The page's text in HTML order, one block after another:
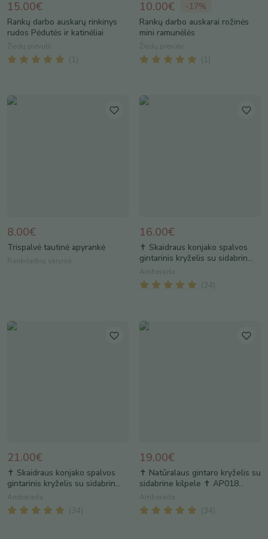
15.00€
Rankų darbo auskarų rinkinys
rudos Pėdutės ir katinėliai
Žiedų pievutė
( 1
10.00€ -17%
Rankų darbo auskarai rožinės
mini ramunėlės
Žiedų pievutė
( 1
8.00€
Trispalvė tautinė apyrankė
Rankdarbių skrynia
16.00€
✝️ Skaidraus konjako spalvos
gintarinis kryželis su sidabrin...
Amberada
( 34
21.00€
✝️ Skaidraus konjako spalvos
gintarinis kryželis su sidabrin...
Amberada
( 34
19.00€
✝️ Natūralaus gintaro kryželis su
sidabrine kilpele ✝️ AP018...
Amberada
( 34